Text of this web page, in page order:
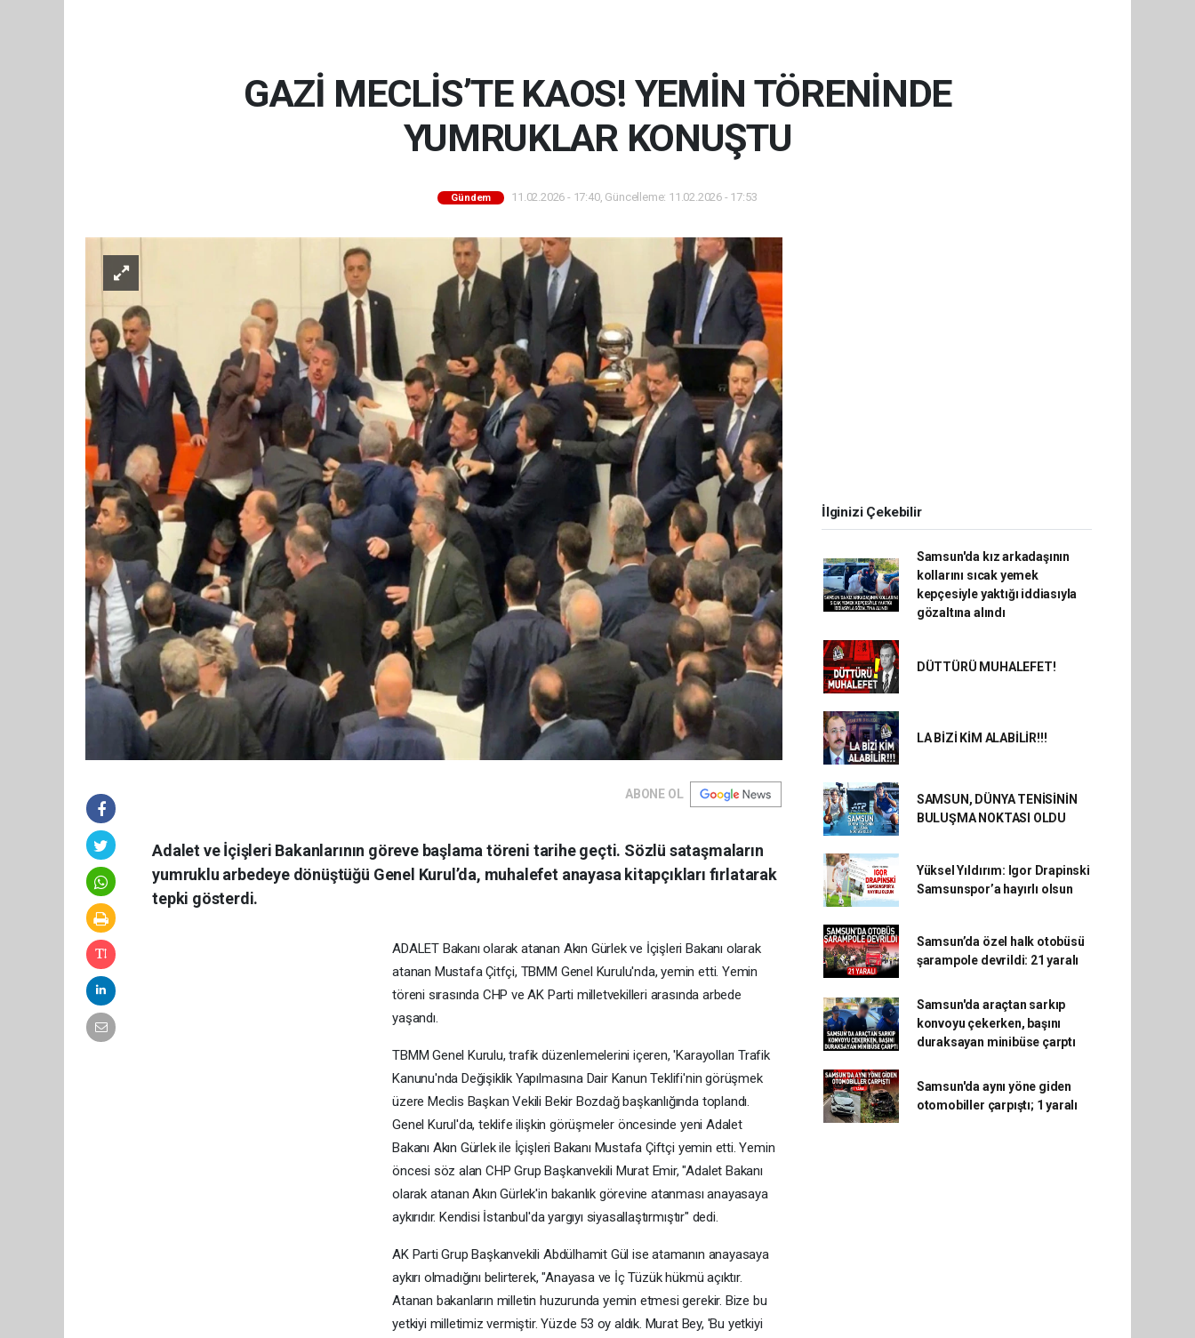
GAZİ MECLİS’TE KAOS! YEMİN TÖRENİNDE
YUMRUKLAR KONUŞTU
Gündem 11.02.2026 - 17:40, Güncelleme: 11.02.2026 - 17:53
ABONE OL
Adalet ve İçişleri Bakanlarının göreve başlama töreni tarihe geçti. Sözlü sataşmaların
yumruklu arbedeye dönüştüğü Genel Kurul’da, muhalefet anayasa kitapçıkları fırlatarak
tepki gösterdi.
ADALET Bakanı olarak atanan Akın Gürlek ve İçişleri Bakanı olarak
atanan Mustafa Çitfçi, TBMM Genel Kurulu'nda, yemin etti. Yemin
töreni sırasında CHP ve AK Parti milletvekilleri arasında arbede
yaşandı.
TBMM Genel Kurulu, trafik düzenlemelerini içeren, 'Karayolları Trafik
Kanunu'nda Değişiklik Yapılmasına Dair Kanun Teklifi'nin görüşmek
üzere Meclis Başkan Vekili Bekir Bozdağ başkanlığında toplandı.
Genel Kurul'da, teklife ilişkin görüşmeler öncesinde yeni Adalet
Bakanı Akın Gürlek ile İçişleri Bakanı Mustafa Çiftçi yemin etti. Yemin
öncesi söz alan CHP Grup Başkanvekili Murat Emir, "Adalet Bakanı
olarak atanan Akın Gürlek'in bakanlık görevine atanması anayasaya
aykırıdır. Kendisi İstanbul'da yargıyı siyasallaştırmıştır" dedi.
AK Parti Grup Başkanvekili Abdülhamit Gül ise atamanın anayasaya
aykırı olmadığını belirterek, "Anayasa ve İç Tüzük hükmü açıktır.
Atanan bakanların milletin huzurunda yemin etmesi gerekir. Bize bu
yetkiyi milletimiz vermiştir. Yüzde 53 oy aldık. Murat Bey, 'Bu yetkiyi
İlginizi Çekebilir
Samsun'da kız arkadaşının
kollarını sıcak yemek
kepçesiyle yaktığı iddiasıyla
gözaltına alındı
DÜTTÜRÜ MUHALEFET!
LA BİZİ KİM ALABİLİR!!!
SAMSUN, DÜNYA TENİSİNİN
BULUŞMA NOKTASI OLDU
Yüksel Yıldırım: Igor Drapinski
Samsunspor’a hayırlı olsun
Samsun’da özel halk otobüsü
şarampole devrildi: 21 yaralı
Samsun'da araçtan sarkıp
konvoyu çekerken, başını
duraksayan minibüse çarptı
Samsun'da aynı yöne giden
otomobiller çarpıştı; 1 yaralı